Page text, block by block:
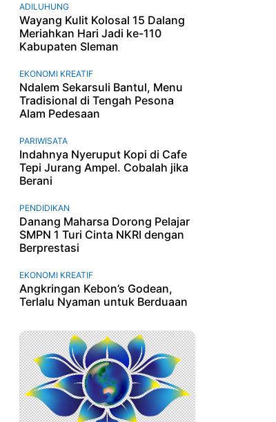
ADILUHUNG
Wayang Kulit Kolosal 15 Dalang
Meriahkan Hari Jadi ke-110
Kabupaten Sleman
EKONOMI KREATIF
Ndalem Sekarsuli Bantul, Menu
Tradisional di Tengah Pesona
Alam Pedesaan
PARIWISATA
Indahnya Nyeruput Kopi di Cafe
Tepi Jurang Ampel. Cobalah jika
Berani
PENDIDIKAN
Danang Maharsa Dorong Pelajar
SMPN 1 Turi Cinta NKRI dengan
Berprestasi
EKONOMI KREATIF
Angkringan Kebon’s Godean,
Terlalu Nyaman untuk Berduaan